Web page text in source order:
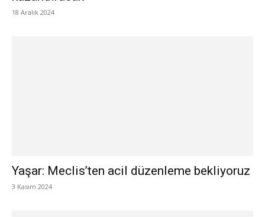
18 Aralık 2024
Yaşar: Meclis’ten acil düzenleme bekliyoruz
3 Kasım 2024